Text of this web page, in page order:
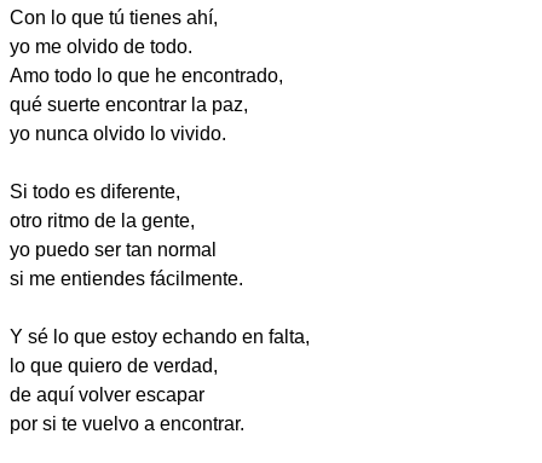
Con lo que tú tienes ahí,
yo me olvido de todo.
Amo todo lo que he encontrado,
qué suerte encontrar la paz,
yo nunca olvido lo vivido.
Si todo es diferente,
otro ritmo de la gente,
yo puedo ser tan normal
si me entiendes fácilmente.
Y sé lo que estoy echando en falta,
lo que quiero de verdad,
de aquí volver escapar
por si te vuelvo a encontrar.